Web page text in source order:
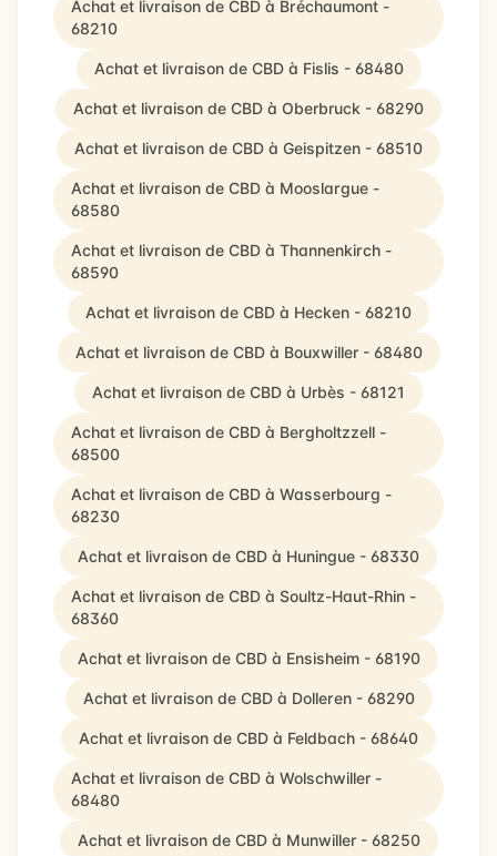
Achat et livraison de CBD à Bréchaumont -
68210
Achat et livraison de CBD à Fislis - 68480
Achat et livraison de CBD à Oberbruck - 68290
Achat et livraison de CBD à Geispitzen - 68510
Achat et livraison de CBD à Mooslargue -
68580
Achat et livraison de CBD à Thannenkirch -
68590
Achat et livraison de CBD à Hecken - 68210
Achat et livraison de CBD à Bouxwiller - 68480
Achat et livraison de CBD à Urbès - 68121
Achat et livraison de CBD à Bergholtzzell -
68500
Achat et livraison de CBD à Wasserbourg -
68230
Achat et livraison de CBD à Huningue - 68330
Achat et livraison de CBD à Soultz-Haut-Rhin -
68360
Achat et livraison de CBD à Ensisheim - 68190
Achat et livraison de CBD à Dolleren - 68290
Achat et livraison de CBD à Feldbach - 68640
Achat et livraison de CBD à Wolschwiller -
68480
Achat et livraison de CBD à Munwiller - 68250